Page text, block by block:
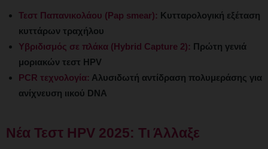
Τεστ Παπανικολάου (Pap smear): Κυτταρολογική εξέταση
κυττάρων τραχήλου
Υβριδισμός σε πλάκα (Hybrid Capture 2): Πρώτη γενιά
μοριακών τεστ HPV
PCR τεχνολογία: Αλυσιδωτή αντίδραση πολυμεράσης για
ανίχνευση ιικού DNA
Νέα Τεστ HPV 2025: Τι Άλλαξε